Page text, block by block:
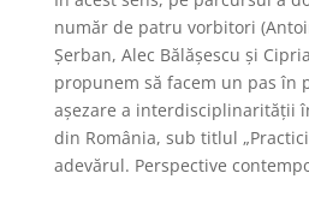
număr de patru vorbitori
Șerban, Alec Bălășescu și
propunem să facem un pas în
așezare a interdisciplinarității
din România, sub titlul
adevărul. Perspective